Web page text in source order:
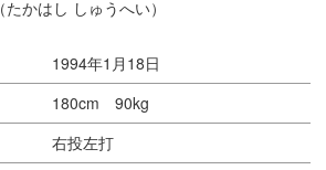
（たかはし しゅうへい）
1994年1月18日
180cm 90kg
右投左打